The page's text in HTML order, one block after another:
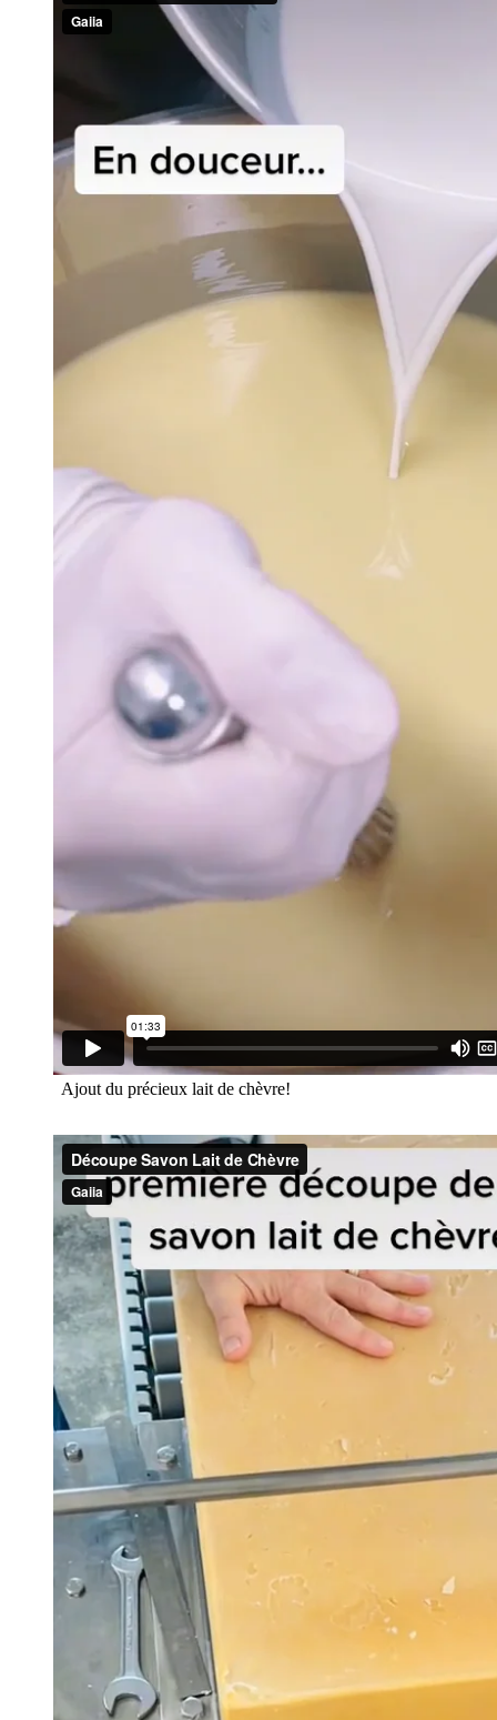
Ajout du précieux lait de chèvre!